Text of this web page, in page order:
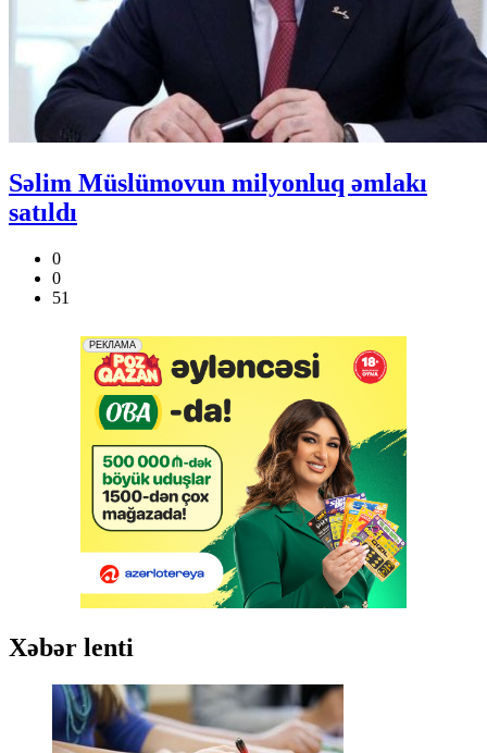
Səlim Müslümovun milyonluq əmlakı
satıldı
0
0
51
Xəbər lenti